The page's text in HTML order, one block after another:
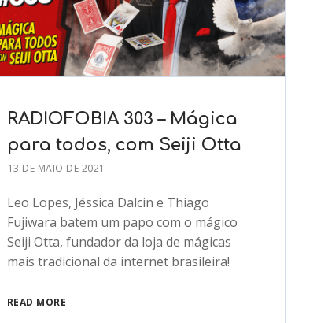
RADIOFOBIA 303 – Mágica
para todos, com Seiji Otta
13 DE MAIO DE 2021
Leo Lopes, Jéssica Dalcin e Thiago
Fujiwara batem um papo com o mágico
Seiji Otta, fundador da loja de mágicas
mais tradicional da internet brasileira!
READ MORE